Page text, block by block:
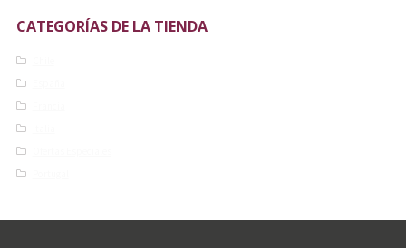
CATEGORÍAS DE LA TIENDA